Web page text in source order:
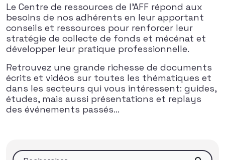
Le Centre de ressources de l’AFF répond aux
besoins de nos adhérents en leur apportant
conseils et ressources pour renforcer leur
stratégie de collecte de fonds et mécénat et
développer leur pratique professionnelle.
Retrouvez une grande richesse de documents
écrits et vidéos sur toutes les thématiques et
dans les secteurs qui vous intéressent: guides,
études, mais aussi présentations et replays
des événements passés…